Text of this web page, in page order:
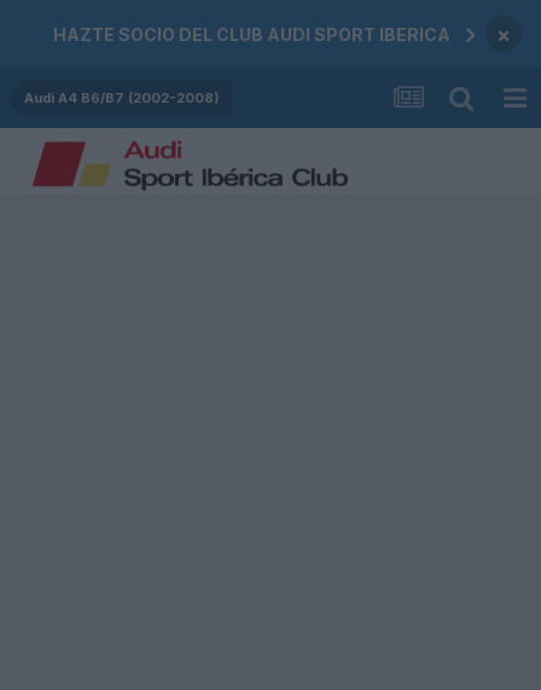
HAZTE SOCIO DEL CLUB AUDI SPORT IBERICA ×
Audi A4 B6/B7 (2002-2008)